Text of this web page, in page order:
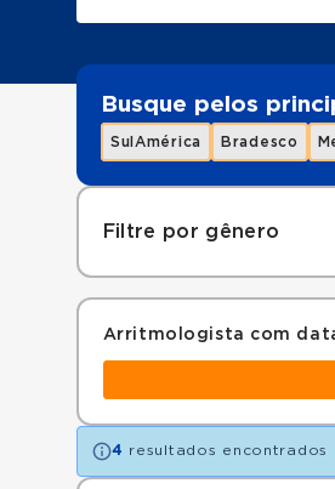
Busque pelos
SulAmérica Bradesco
Filtre por gênero
Arritmologista com
4 resultados encontrados